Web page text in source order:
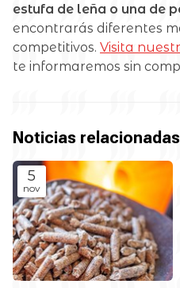
estufa de leña o una de
encontrarás diferentes
competitivos. Visita
te informaremos sin
Noticias relacionadas
5
nov